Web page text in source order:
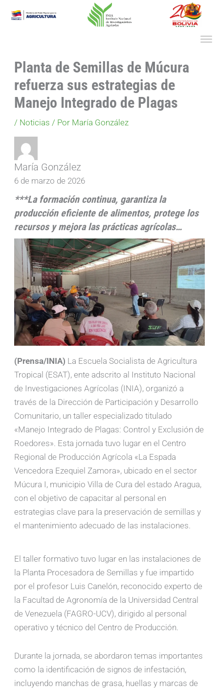
Planta de Semillas de Múcura
refuerza sus estrategias de
Manejo Integrado de Plagas
/ Noticias / Por María González
María González
6 de marzo de 2026
***La formación continua, garantiza la
producción eficiente de alimentos, protege los
recursos y mejora las prácticas agrícolas…
(Prensa/INIA) La Escuela Socialista de Agricultura
Tropical (ESAT), ente adscrito al Instituto Nacional
de Investigaciones Agrícolas (INIA), organizó a
través de la Dirección de Participación y Desarrollo
Comunitario, un taller especializado titulado
«Manejo Integrado de Plagas: Control y Exclusión de
Roedores». Esta jornada tuvo lugar en el Centro
Regional de Producción Agrícola «La Espada
Vencedora Ezequiel Zamora», ubicado en el sector
Múcura I, municipio Villa de Cura del estado Aragua,
con el objetivo de capacitar al personal en
estrategias clave para la preservación de semillas y
el mantenimiento adecuado de las instalaciones.
El taller formativo tuvo lugar en las instalaciones de
la Planta Procesadora de Semillas y fue impartido
por el profesor Luis Canelón, reconocido experto de
la Facultad de Agronomía de la Universidad Central
de Venezuela (FAGRO-UCV), dirigido al personal
operativo y técnico del Centro de Producción.
Durante la jornada, se abordaron temas importantes
como la identificación de signos de infestación,
incluyendo manchas de grasa, huellas y marcas de